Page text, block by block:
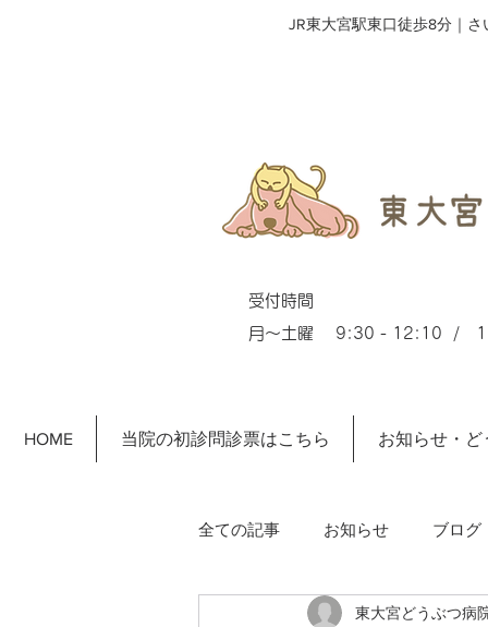
​JR東大宮駅東口徒歩8分｜
受付時間
月～土曜 9:30 - 12:10 /
HOME 当院の初診問診票はこちら お知らせ・
全ての記事 お知らせ ブログ
東大宮どうぶつ病